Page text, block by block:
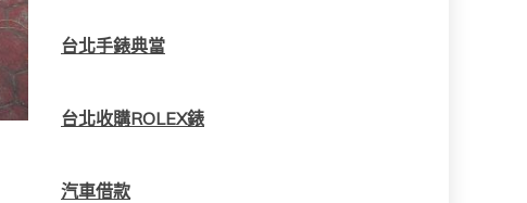
台北手錶典當
台北收購ROLEX錶
汽車借款